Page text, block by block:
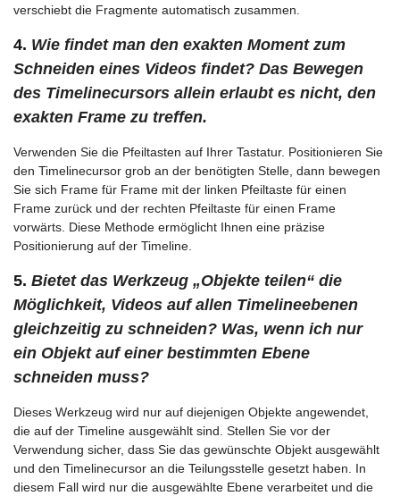
verschiebt die Fragmente automatisch zusammen.
4. Wie findet man den exakten Moment zum
Schneiden eines Videos findet? Das Bewegen
des Timelineсursors allein erlaubt es nicht, den
exakten Frame zu treffen.
Verwenden Sie die Pfeiltasten auf Ihrer Tastatur. Positionieren Sie
den Timelinecursor grob an der benötigten Stelle, dann bewegen
Sie sich Frame für Frame mit der linken Pfeiltaste für einen
Frame zurück und der rechten Pfeiltaste für einen Frame
vorwärts. Diese Methode ermöglicht Ihnen eine präzise
Positionierung auf der Timeline.
5. Bietet das Werkzeug „Objekte teilen“ die
Möglichkeit, Videos auf allen Timelineebenen
gleichzeitig zu schneiden? Was, wenn ich nur
ein Objekt auf einer bestimmten Ebene
schneiden muss?
Dieses Werkzeug wird nur auf diejenigen Objekte angewendet,
die auf der Timeline ausgewählt sind. Stellen Sie vor der
Verwendung sicher, dass Sie das gewünschte Objekt ausgewählt
und den Timelinecursor an die Teilungsstelle gesetzt haben. In
diesem Fall wird nur die ausgewählte Ebene verarbeitet und die